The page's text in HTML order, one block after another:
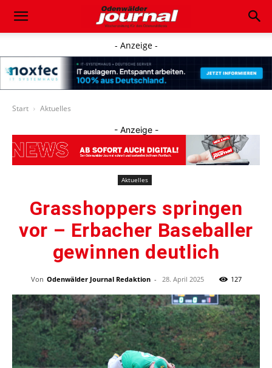
- Anzeige -
Start Aktuelles
- Anzeige -
Aktuelles
Grasshoppers springen
vor – Erbacher Baseballer
gewinnen deutlich
Von Odenwälder Journal Redaktion - 28. April 2025 127